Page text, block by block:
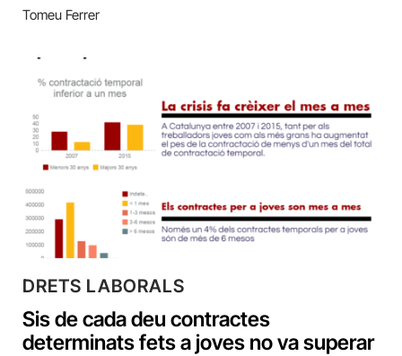
Tomeu Ferrer
DRETS LABORALS
Sis de cada deu contractes
determinats fets a joves no va superar